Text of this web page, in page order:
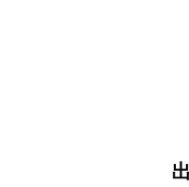
ありのままの空気感を
ィを身につけたプロの